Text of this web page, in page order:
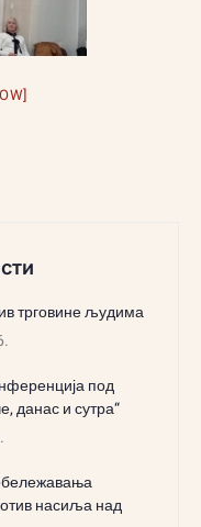
трговине људима
под
данас и сутра“
насиља над